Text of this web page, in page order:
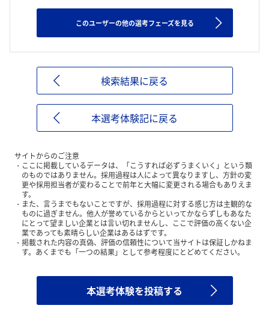
このユーザーの他の選考フェーズを見る
検索結果に戻る
本選考体験記に戻る
サイトからのご注意
ここに掲載しているデータは、「こうすれば必ずうまくいく」という類
のものではありません。採用過程は人によって異なりますし、方針の変
更や採用担当者が変わることで前年と大幅に変更される場合もありえま
す。
また、言うまでもないことですが、採用過程に対する感じ方は主観的な
ものに過ぎません。他人が誉めているからといってかならずしもあなた
にとって望ましい企業とは言い切れませんし、ここで評価の高くない企
業であっても素晴らしい企業はあるはずです。
掲載された内容の真偽、評価の信頼性について当サイトは保証しかねま
す。あくまでも「一つの結果」として参考程度にとどめてください。
本選考体験を投稿する